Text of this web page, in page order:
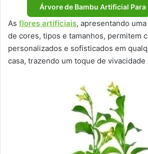
Árvore de Bambu Artificial Para
As flores artificiais, apresentando
de cores, tipos e tamanhos, permitem
personalizados e sofisticados em
casa, trazendo um toque de vivacidade